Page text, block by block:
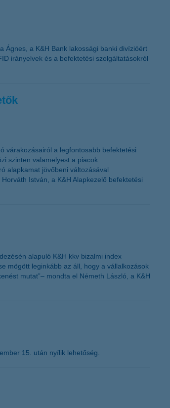
Ágnes, a K&H Bank lakossági banki divízióért
irányelvek és a befektetési szolgáltatásokról
várakozásairól a legfontosabb befektetési
szinten valamelyest a piacok
alapkamat jövőbeni változásával
István, a K&H Alapkezelő befektetési
alapuló K&H kkv bizalmi index
mögött leginkább az áll, hogy a vállalkozások
mutat”– mondta el Németh László, a K&H
15. után nyílik lehetőség.